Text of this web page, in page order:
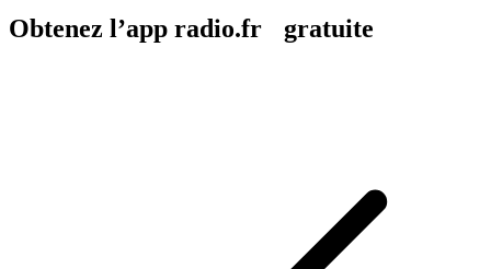
Obtenez l’app radio.fr gratuite